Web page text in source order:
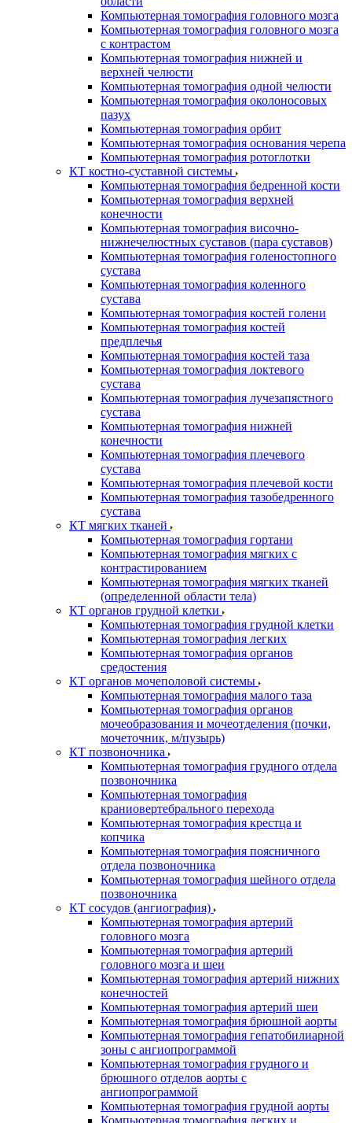
Компьютерная томография головного мозга
Компьютерная томография головного мозга
с контрастом
Компьютерная томография нижней и
верхней челюсти
Компьютерная томография одной челюсти
Компьютерная томография околоносовых
пазух
Компьютерная томография орбит
Компьютерная томография основания черепа
Компьютерная томография ротоглотки
КТ костно-суставной системы
Компьютерная томография бедренной кости
Компьютерная томография верхней
конечности
Компьютерная томография височно-
нижнечелюстных суставов (пара суставов)
Компьютерная томография голеностопного
сустава
Компьютерная томография коленного
сустава
Компьютерная томография костей голени
Компьютерная томография костей
предплечья
Компьютерная томография костей таза
Компьютерная томография локтевого
сустава
Компьютерная томография лучезапястного
сустава
Компьютерная томография нижней
конечности
Компьютерная томография плечевого
сустава
Компьютерная томография плечевой кости
Компьютерная томография тазобедренного
сустава
КТ мягких тканей
Компьютерная томография гортани
Компьютерная томография мягких с
контрастированием
Компьютерная томография мягких тканей
(определенной области тела)
КТ органов грудной клетки
Компьютерная томография грудной клетки
Компьютерная томография легких
Компьютерная томография органов
средостения
КТ органов мочеполовой системы
Компьютерная томография малого таза
Компьютерная томография органов
мочеобразования и мочеотделения (почки,
мочеточник, м/пузырь)
КТ позвоночника
Компьютерная томография грудного отдела
позвоночника
Компьютерная томография
краниовертебрального перехода
Компьютерная томография крестца и
копчика
Компьютерная томография поясничного
отдела позвоночника
Компьютерная томография шейного отдела
позвоночника
КТ сосудов (ангиография)
Компьютерная томография артерий
головного мозга
Компьютерная томография артерий
головного мозга и шеи
Компьютерная томография артерий нижних
конечностей
Компьютерная томография артерий шеи
Компьютерная томография брюшной аорты
Компьютерная томография гепатобилиарной
зоны с ангиопрограммой
Компьютерная томография грудного и
брюшного отделов аорты с
ангиопрограммой
Компьютерная томография грудной аорты
Компьютерная томография легких и